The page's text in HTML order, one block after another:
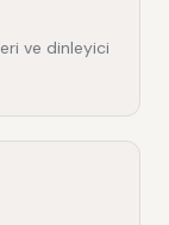
ve dinleyici